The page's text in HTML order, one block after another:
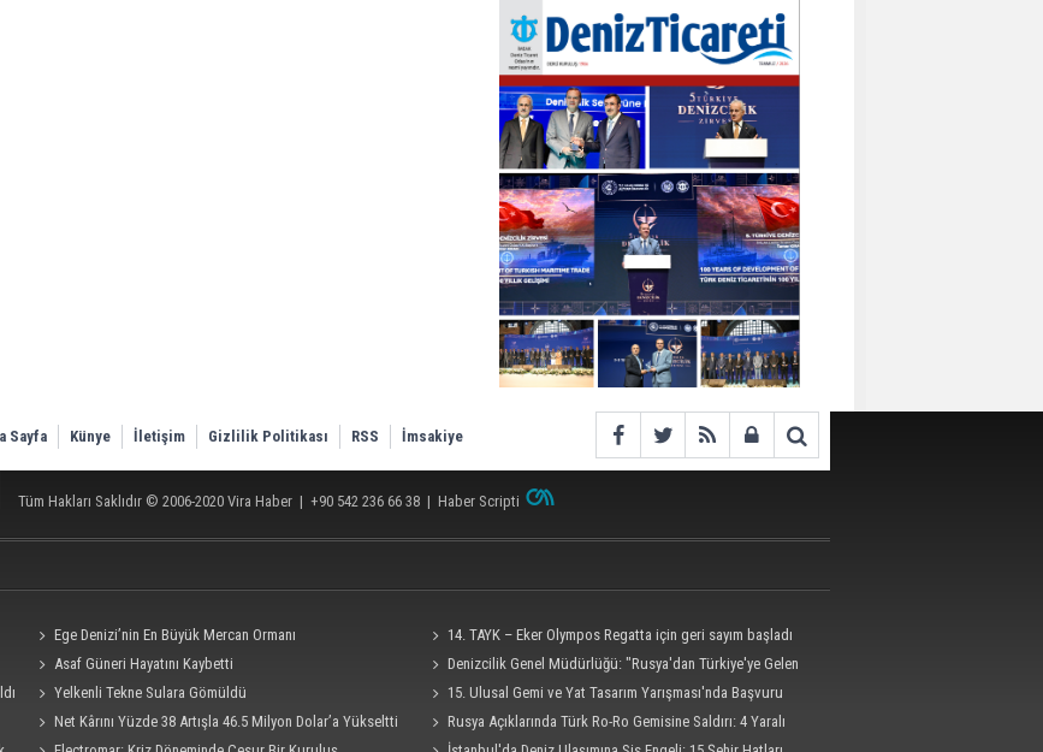
Sayfa Künye İletişim Gizlilik Politikası RSS İmsakiye
Tüm Hakları Saklıdır © 2006-2020 Vira Haber | +90 542 236 66 38 | Haber Scripti
Ege Denizi’nin En Büyük Mercan Ormanı
14. TAYK – Eker Olympos Regatta için geri sayım başladı
Asaf Güneri Hayatını Kaybetti
Denizcilik Genel Müdürlüğü: "Rusya'dan Türkiye'ye Gelen
Ro-Ro Gemisi Dron Saldırısına Uğradı"
Yelkenli Tekne Sulara Gömüldü
15. Ulusal Gemi ve Yat Tasarım Yarışması'nda Başvuru
Süresi 4 Eylül'e Uzatıldı
Net Kârını Yüzde 38 Artışla 46.5 Milyon Dolar’a Yükseltti
Rusya Açıklarında Türk Ro-Ro Gemisine Saldırı: 4 Yaralı